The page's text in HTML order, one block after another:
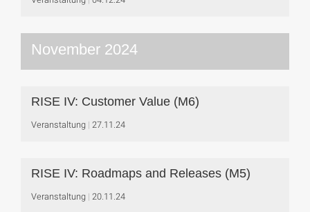
November 2024
RISE IV: Customer Value (M6)
Veranstaltung 27.11.24
RISE IV: Roadmaps and Releases (M5)
Veranstaltung 20.11.24